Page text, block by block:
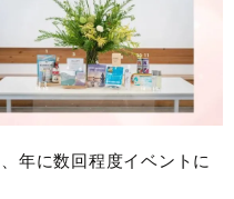
年に数回程度イベントに